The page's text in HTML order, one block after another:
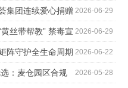
2026-06-29
集团连续爱心捐赠
2026-06-29
丝带帮教” 禁毒宣
2026-06-22
阵守护全生命周期
2026-05-28
：麦仓园区合规